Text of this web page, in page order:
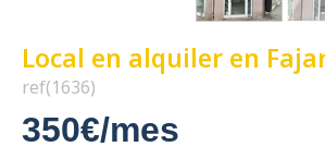
Local en alquiler en
ref(1636)
350€/mes